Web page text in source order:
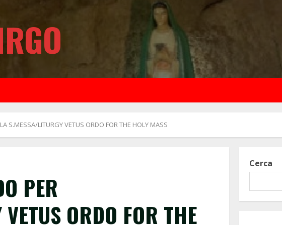
S.MESSA/LITURGY VETUS ORDO FOR THE HOLY MASS
PER
ORDO FOR THE
Cerca